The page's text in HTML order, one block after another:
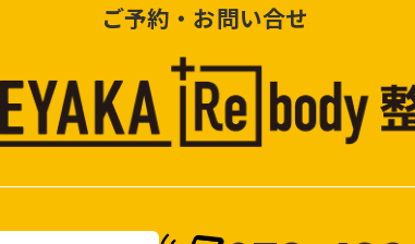
ご予約・お問い合せ